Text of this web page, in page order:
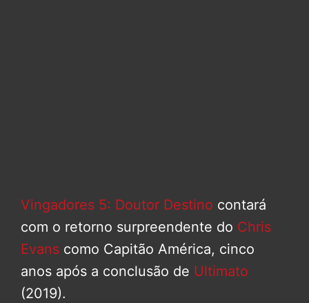
Vingadores 5: Doutor Destino contará
com o retorno surpreendente do Chris
Evans como Capitão América, cinco
anos após a conclusão de Ultimato
(2019).